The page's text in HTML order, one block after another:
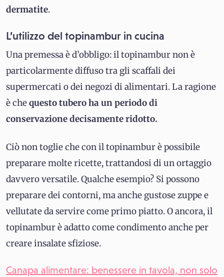
dermatite.
L’utilizzo del topinambur in cucina
Una premessa è d’obbligo: il topinambur non è
particolarmente diffuso tra gli scaffali dei
supermercati o dei negozi di alimentari. La ragione
è chequesto tubero ha un periodo di
conservazione decisamente ridotto.
Ciò non toglie che con il topinambur è possibile
preparare molte ricette, trattandosi di un ortaggio
davvero versatile. Qualche esempio? Si possono
preparare dei contorni, ma anche gustose zuppe e
vellutate da servire come primo piatto. O ancora, il
topinambur è adatto come condimento anche per
creare insalate sfiziose.
Canapa alimentare: benessere in tavola, non solo